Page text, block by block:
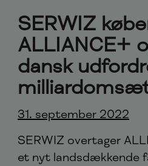
SERWIZ
ALLIANCE+
dansk
31. september 2022
SERWIZ overtager
et nyt landsdækkende